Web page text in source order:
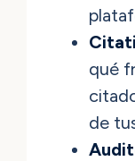
qué
de